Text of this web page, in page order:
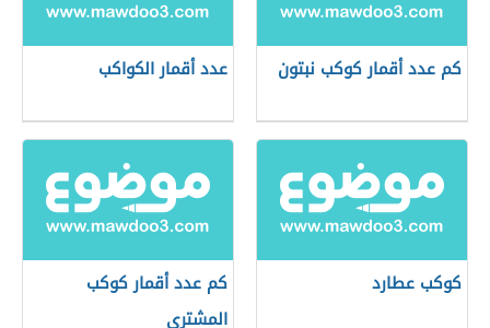
كم عدد أقمار كوكب نبتون عدد أقمار الكواكب
كوكب عطارد
كم عدد أقمار كوكب
المشتري